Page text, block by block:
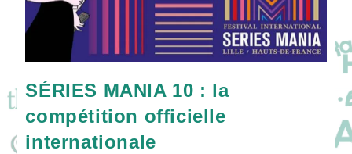
SÉRIES MANIA 10 : la
compétition officielle
internationale